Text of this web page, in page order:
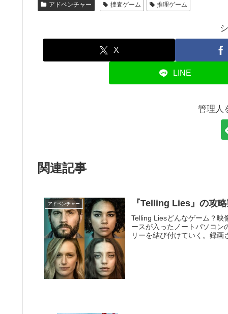
アドベンチャー 捜査ゲーム 推理ゲーム
X
LINE
管理人
関連記事
アドベンチャー 『Telling Lies』の攻
Telling Liesどんなゲーム？映
ースが入ったノートパソコン
リーを結び付けていく。録